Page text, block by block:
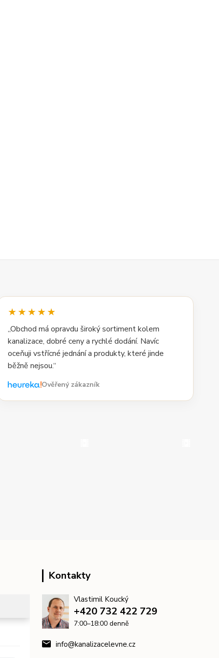
★★★★★
„Obchod má opravdu široký sortiment kolem
kanalizace, dobré ceny a rychlé dodání. Navíc
oceňuji vstřícné jednání a produkty, které jinde
běžně nejsou.“
Ověřený zákazník
Kontakty
Vlastimil Koucký
+420 732 422 729
7:00–18:00 denně
info@kanalizacelevne.cz